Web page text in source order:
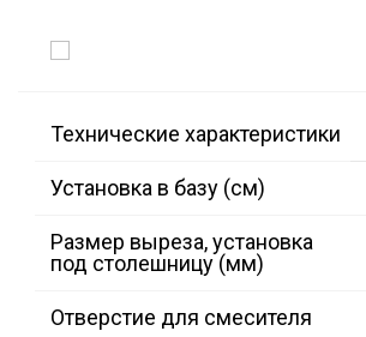
Технические характеристики
Установка в базу (см)
Размер выреза, установка
под столешницу (мм)
Отверстие для смесителя